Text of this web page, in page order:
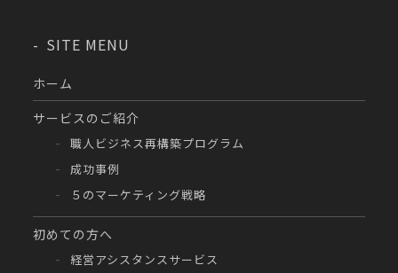
SITE MENU
ホーム
サービスのご紹介
職人ビジネス再構築プログラム
成功事例
５のマーケティング戦略
初めての方へ
経営アシスタンスサービス